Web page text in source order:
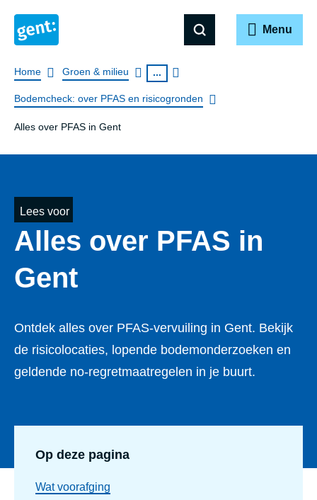
Menu
Breadcrumb
Home Groen & milieu ...
Bodemcheck: over PFAS en risicogronden
Alles over PFAS in Gent
Lees voor
Alles over PFAS in
Gent
Ontdek alles over PFAS-vervuiling in Gent. Bekijk
de risicolocaties, lopende bodemonderzoeken en
geldende no-regretmaatregelen in je buurt.
Op deze pagina
Wat voorafging